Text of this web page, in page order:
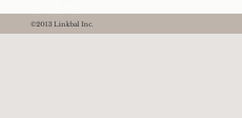
©2013 Linkbal Inc.